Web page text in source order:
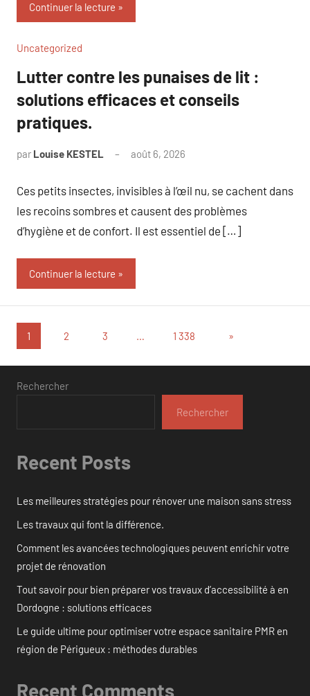
Continuer la lecture
Uncategorized
Lutter contre les punaises de lit :
solutions efficaces et conseils
pratiques.
par Louise KESTEL août 6, 2026
Ces petits insectes, invisibles à l’œil nu, se cachent dans
les recoins sombres et causent des problèmes
d’hygiène et de confort. Il est essentiel de […]
Continuer la lecture
Pagination
des
publications
1 2 3 … 1 338
Articles
»
Rechercher
Rechercher
Recent Posts
Les meilleures stratégies pour rénover une maison sans stress
Les travaux qui font la différence.
Comment les avancées technologiques peuvent enrichir votre
projet de rénovation
Tout savoir pour bien préparer vos travaux d’accessibilité à en
Dordogne : solutions efficaces
Le guide ultime pour optimiser votre espace sanitaire PMR en
région de Périgueux : méthodes durables
Recent Comments